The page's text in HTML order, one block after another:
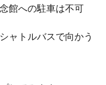
館への駐車は不可
ャトルバスで向かう